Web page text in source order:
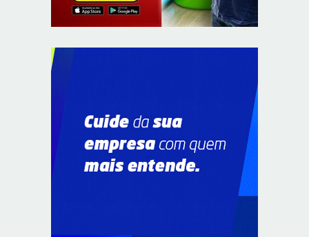
Autoridades celebram legado de Augusto Nardes em
Unidade oferece atendimento especializado a crianças
e adolescentes vítimas de violência sexual no DF
Planaltina terá reforço de ônibus para a 6ª Feira
Endereços em Planaltina terão o fornecimento de